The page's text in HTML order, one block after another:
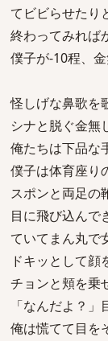
てビビらせたり
終わってみれば
僕子が-10程、金
怪しげな鼻歌を
シナと脱ぐ金無
俺たちは下品な
僕子は体育座り
スポンと両足の
目に飛び込んで
ていてまん丸で
ドキッとして
チョンと頬を乗
「なんだよ？」
俺は慌てて目を